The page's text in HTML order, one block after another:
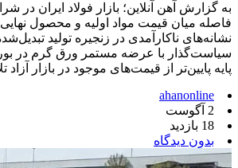
به گزارش آهن آنلاین؛ بازار فولاد ایران در
فاصله میان قیمت مواد اولیه و محصول
نشانه‌های ناکارآمدی در زنجیره تولید
سیاست‌گذار با عرضه مستمر ورق گرم در
پایه پایین‌تر از قیمت‌های موجود در بازار
ahanonline
2 آگوست
18 بازدید
بدون دیدگاه